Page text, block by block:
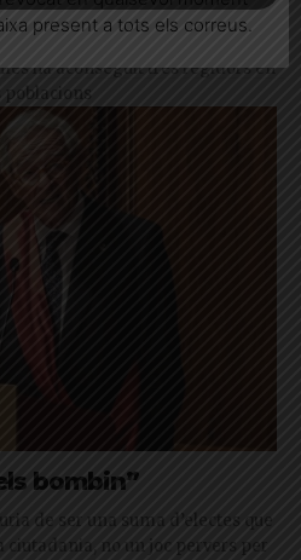
ha aconseguit tres regidors en
poblacions
bombin”
de ser una suma d’electes que
ciutadania, no un joc pervers per
present a tots els correus.